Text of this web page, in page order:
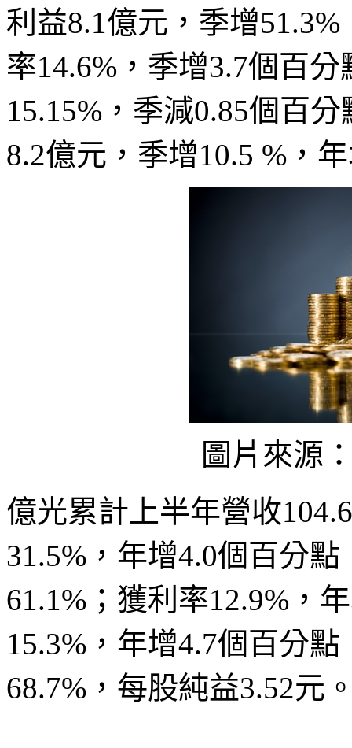
利益8.1億元，季增
率14.6%，季增3.7個百
15.15%，季減0.85個百
8.2億元，季增10.5 %，
圖片來源
億光累計上半年營收
31.5%，年增4.0個百分
61.1%；獲利率12.9%，
15.3%，年增4.7個百分
68.7%，每股純益3.52元